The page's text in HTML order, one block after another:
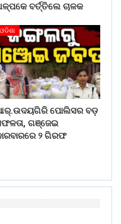
ବର୍ତ୍ତିଲେ ଚାଳକ
ଓଡିଶା
ପୋଲିସର ବଡ଼
ଗଞ୍ଜେଇ
୨ ଗିରଫ